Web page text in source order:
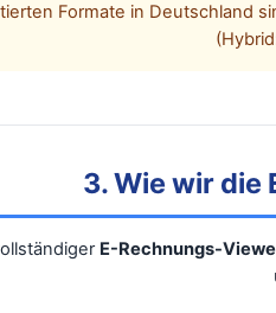
Formate in Deutschland
3. Wie wir die
E-Rechnungs-